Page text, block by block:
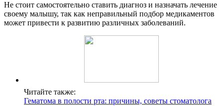
Не стоит самостоятельно ставить диагноз и назначать лечение
своему малышу, так как неправильный подбор медикаментов
может привести к развитию различных заболеваний.
Читайте также:
Гематома в полости рта: причины, советы стоматолога